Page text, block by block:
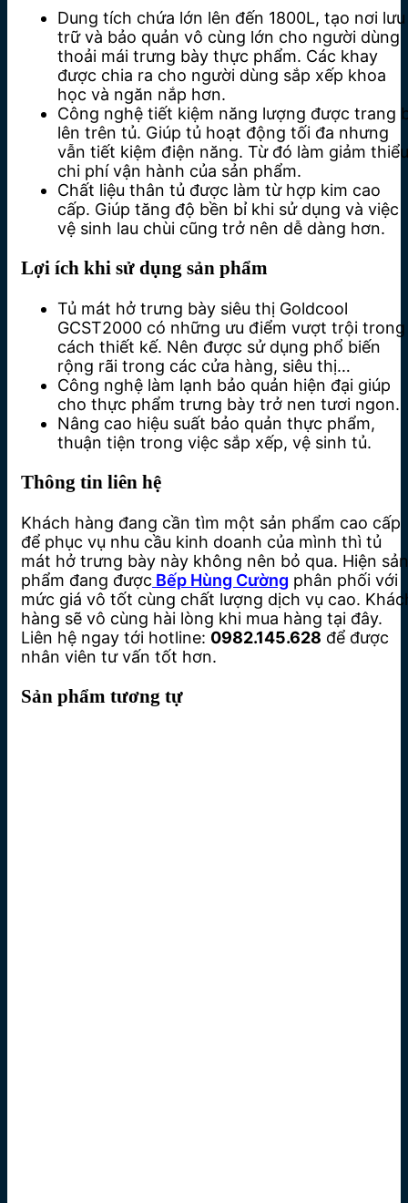
Dung tích chứa lớn lên đến 1800L, tạo nơi lưu
trữ và bảo quản vô cùng lớn cho người dùng
thoải mái trưng bày thực phẩm. Các khay
được chia ra cho người dùng sắp xếp khoa
học và ngăn nắp hơn.
Công nghệ tiết kiệm năng lượng được trang
lên trên tủ. Giúp tủ hoạt động tối đa nhưng
vẫn tiết kiệm điện năng. Từ đó làm giảm thiểu
chi phí vận hành của sản phẩm.
Chất liệu thân tủ được làm từ hợp kim cao
cấp. Giúp tăng độ bền bỉ khi sử dụng và việc
vệ sinh lau chùi cũng trở nên dễ dàng hơn.
Lợi ích khi sử dụng sản phẩm
Tủ mát hở trưng bày siêu thị Goldcool
GCST2000 có những ưu điểm vượt trội trong
cách thiết kế. Nên được sử dụng phổ biến
rộng rãi trong các cửa hàng, siêu thị…
Công nghệ làm lạnh bảo quản hiện đại giúp
cho thực phẩm trưng bày trở nen tươi ngon.
Nâng cao hiệu suất bảo quản thực phẩm,
thuận tiện trong việc sắp xếp, vệ sinh tủ.
Thông tin liên hệ
Khách hàng đang cần tìm một sản phẩm cao cấp
để phục vụ nhu cầu kinh doanh của mình thì tủ
mát hở trưng bày này không nên bỏ qua. Hiện sản
phẩm đang được Bếp Hùng Cường phân phối với
mức giá vô tốt cùng chất lượng dịch vụ cao.
hàng sẽ vô cùng hài lòng khi mua hàng tại đây.
Liên hệ ngay tới hotline: 0982.145.628 để được
nhân viên tư vấn tốt hơn.
Sản phẩm tương tự